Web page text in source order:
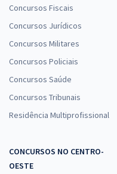
Concursos Fiscais
Concursos Jurídicos
Concursos Militares
Concursos Policiais
Concursos Saúde
Concursos Tribunais
Residência Multiprofissional
CONCURSOS NO CENTRO-
OESTE